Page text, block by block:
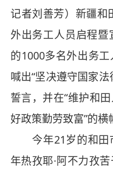
记者刘善芳）新疆和
外出务工人员启程
的1000多名外出务
喊出“坚决遵守国家
誓言，并在“维护和
好政策勤劳致富”的横
今年21岁的和田
年热孜耶·阿不力孜